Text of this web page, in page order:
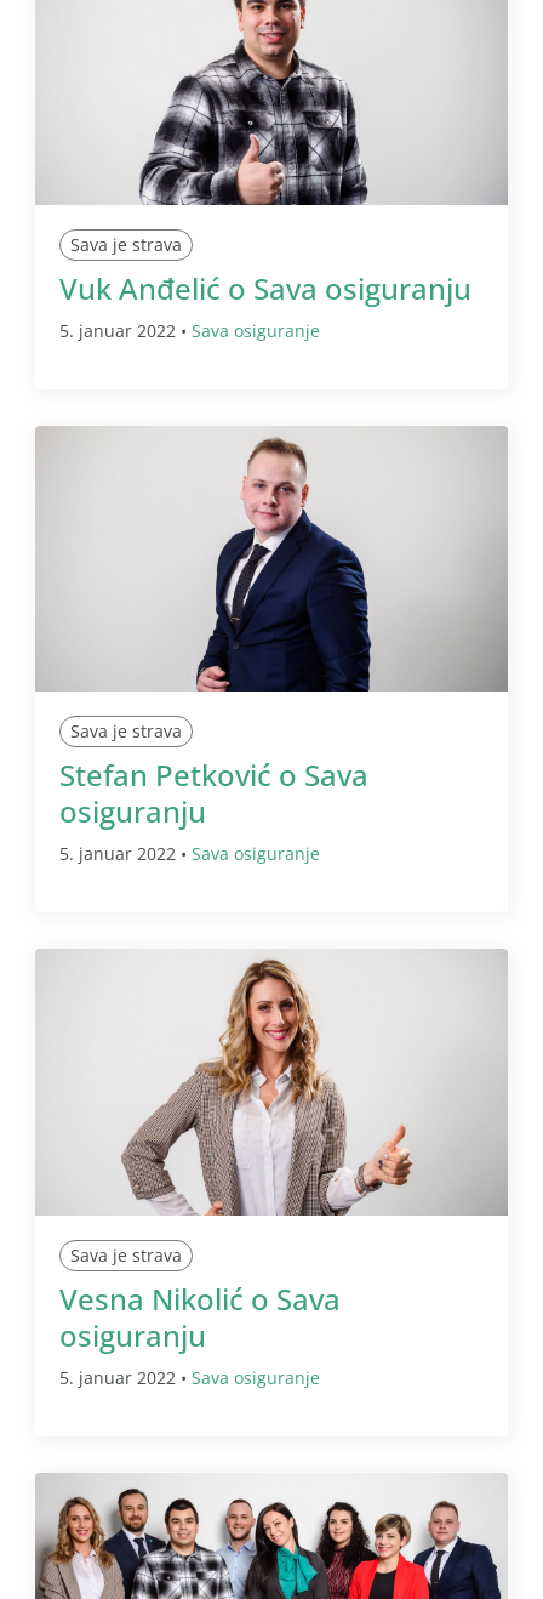
Sava je strava
Vuk Anđelić o Sava osiguranju
5. januar 2022 • Sava osiguranje
Sava je strava
Stefan Petković o Sava
osiguranju
5. januar 2022 • Sava osiguranje
Sava je strava
Vesna Nikolić o Sava
osiguranju
5. januar 2022 • Sava osiguranje